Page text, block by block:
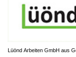
Lüönd Arbeiten GmbH aus